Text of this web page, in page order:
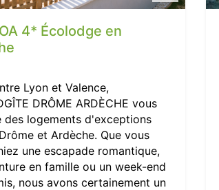
4* Écolodge en
Lyon et Valence,
DRÔME ARDÈCHE vous
des logements d'exceptions
et Ardèche. Que vous
une escapade romantique,
en famille ou un week-end
nous avons certainement un